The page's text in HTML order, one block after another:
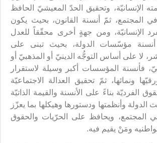
الإنسانيّة، وتحقيق الحدّ المعيشيّ الحافظ
المجتمع، ثمّ أنسنة القانون، بحيث يكون
الإنسانيّة، ومن جهةٍ أخرى محقّقاً للعدل
أنسنة مؤسّسات الدولة، بحيث تبنى على
لا على أساس التوجُّه الدينيّ أو المذهبيّ أو
فأنسنة المؤسسات أكبر وسيلة لاستقرار
ونمائها، ثمّ تحقيق العدالة الاجتماعيّة
الفرديّة بناءً على الأنسنة والقيمة الذاتيّة
الدولة وأنظمتها ودستورها وهيكلها بما يعزّز
في المجتمع، ويحافظ على الحرّيات والحقوق
ومَنْ يقيم فيه.